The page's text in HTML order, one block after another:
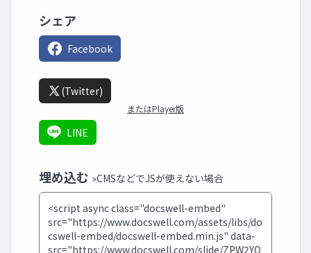
シェア
Facebook
(Twitter)
またはPlayer版
LINE
埋め込む »CMSなどでJSが使えない場合